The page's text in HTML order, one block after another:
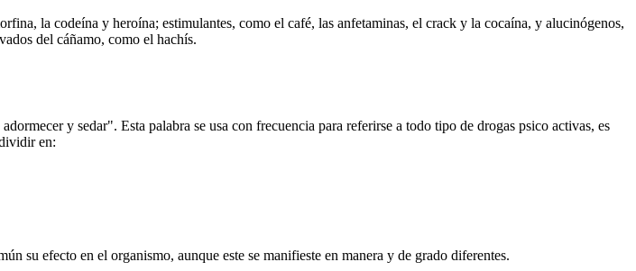
la codeína y heroína; estimulantes, como el café, las anfetaminas, el crack y la cocaína, y alucinógenos,
del cáñamo, como el hachís.
y sedar". Esta palabra se usa con frecuencia para referirse a todo tipo de drogas psico activas, es
en:
su efecto en el organismo, aunque este se manifieste en manera y de grado diferentes.